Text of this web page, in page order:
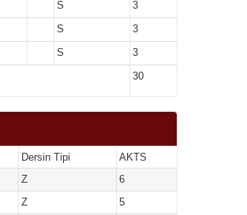
S 3
S 3
S
3
30
Dersin Tipi AKTS
Z 6
Z 5